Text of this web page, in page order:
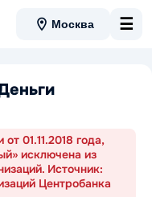
Москва ☰
01.11.2018 года,
исключена из
Источник:
Центробанка